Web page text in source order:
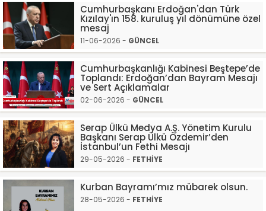
Cumhurbaşkanı Erdoğan'dan Türk
Kızılay'ın 158. kuruluş yıl dönümüne özel
mesaj
11-06-2026 - GÜNCEL
Cumhurbaşkanlığı Kabinesi Beştepe’de
Toplandı: Erdoğan’dan Bayram Mesajı
ve Sert Açıklamalar
02-06-2026 - GÜNCEL
Serap Ülkü Medya A.Ş. Yönetim Kurulu
Başkanı Serap Ülkü Özdemir’den
İstanbul’un Fethi Mesajı
29-05-2026 - FETHİYE
Kurban Bayramı’mız mübarek olsun.
28-05-2026 - FETHİYE